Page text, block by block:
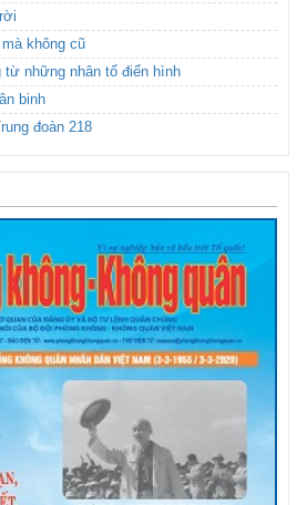
không cũ
từ những nhân tố điển hình
binh
đoàn 218